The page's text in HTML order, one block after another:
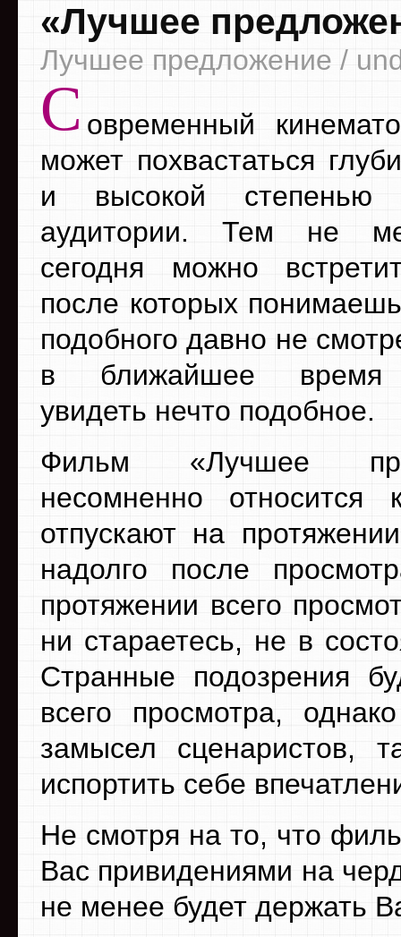
«Лучшее
Лучшее предложение /
С овременный
может похвастаться
и высокой степенью
аудитории. Тем не
сегодня можно
после которых
подобного давно не
в ближайшее время
увидеть нечто подобное.
Фильм «Лучшее
несомненно
отпускают на
надолго после
протяжении всего
ни стараетесь, не в
Странные подозрения
всего просмотра,
замысел сценаристов,
испортить себе
Не смотря на то, что
Вас привидениями на
не менее будет держать